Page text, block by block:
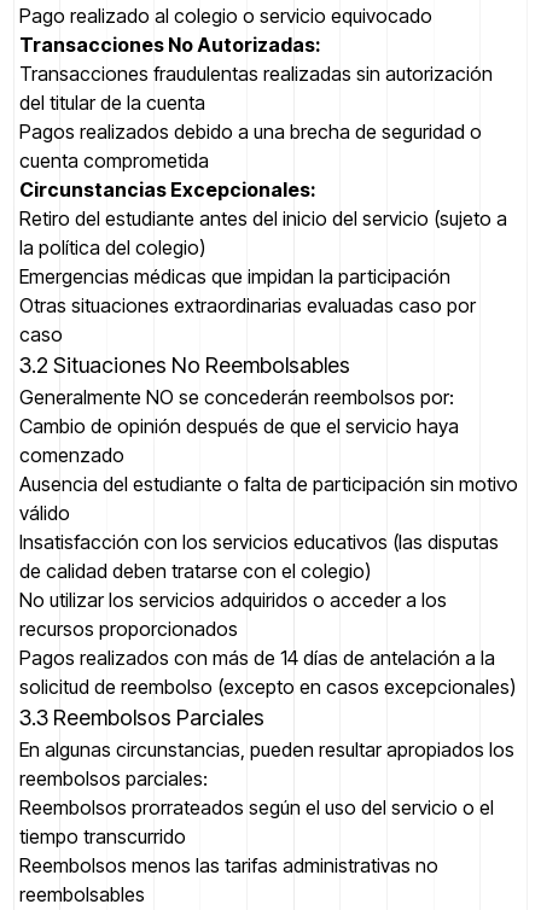
Pago realizado al colegio o servicio equivocado
Transacciones No Autorizadas:
Transacciones fraudulentas realizadas sin autorización
del titular de la cuenta
Pagos realizados debido a una brecha de seguridad o
cuenta comprometida
Circunstancias Excepcionales:
Retiro del estudiante antes del inicio del servicio (sujeto a
la política del colegio)
Emergencias médicas que impidan la participación
Otras situaciones extraordinarias evaluadas caso por
caso
3.2 Situaciones No Reembolsables
Generalmente NO se concederán reembolsos por:
Cambio de opinión después de que el servicio haya
comenzado
Ausencia del estudiante o falta de participación sin motivo
válido
Insatisfacción con los servicios educativos (las disputas
de calidad deben tratarse con el colegio)
No utilizar los servicios adquiridos o acceder a los
recursos proporcionados
Pagos realizados con más de 14 días de antelación a la
solicitud de reembolso (excepto en casos excepcionales)
3.3 Reembolsos Parciales
En algunas circunstancias, pueden resultar apropiados los
reembolsos parciales:
Reembolsos prorrateados según el uso del servicio o el
tiempo transcurrido
Reembolsos menos las tarifas administrativas no
reembolsables